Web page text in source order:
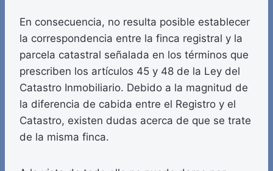
En consecuencia, no resulta posible establecer
la correspondencia entre la finca registral y la
parcela catastral señalada en los términos que
prescriben los artículos 45 y 48 de la Ley del
Catastro Inmobiliario. Debido a la magnitud de
la diferencia de cabida entre el Registro y el
Catastro, existen dudas acerca de que se trate
de la misma finca.